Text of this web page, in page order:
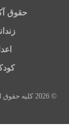
حقوق
© 2026